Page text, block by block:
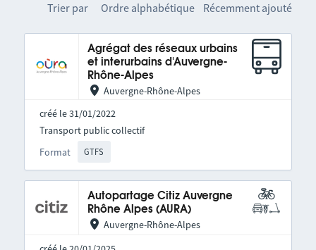
Trier par Ordre alphabétique Récemment ajouté
Agrégat des réseaux urbains
et interurbains d'Auvergne-
Rhône-Alpes
Auvergne-Rhône-Alpes
créé le 31/01/2022
Format GTFS
Transport public collectif
Autopartage Citiz Auvergne
Rhône Alpes (AURA)
Auvergne-Rhône-Alpes